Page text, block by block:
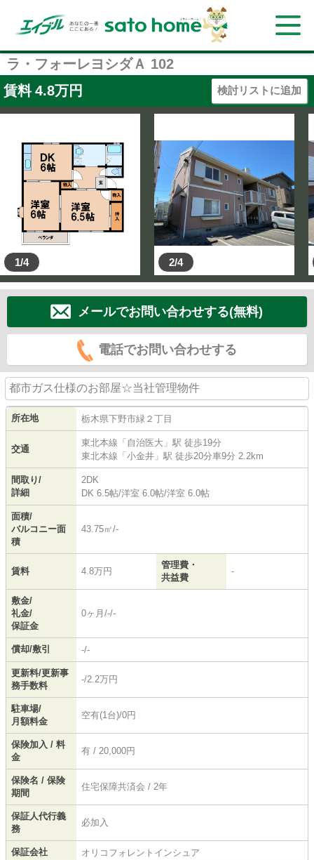
ラ・フォーレヨシダＡ 102
賃料 4.8万円 検討リストに追加
1/4 2/4
メールでお問い合わせする(無料)
電話でお問い合わせする
都市ガス仕様のお部屋☆当社管理物件
所在地 栃木県下野市緑 ２丁目
交通
東北本線 「自治医大 」駅 徒歩19分
東北本線 「小金井 」駅 徒歩20分車9分 2.2km
間取り/
詳細
2DK
DK 6.5帖/洋室 6.0帖/洋室 6.0帖
面積/
バルコニー面
積
43.75㎡/-
賃料 4.8万円
管理費・
共益費
-
敷金/
礼金/
保証金
0ヶ月/-/-
償却/敷引 -/-
更新料/更新事
務手数料
-/2.2万円
駐車場/
月額料金
空有(1台)/0円
保険加入 / 料
金
有 / 20,000円
保険名 / 保険
期間
住宅保障共済会 / 2年
保証人代行義
務
必加入
保証会社 オリコフォレントインシュア